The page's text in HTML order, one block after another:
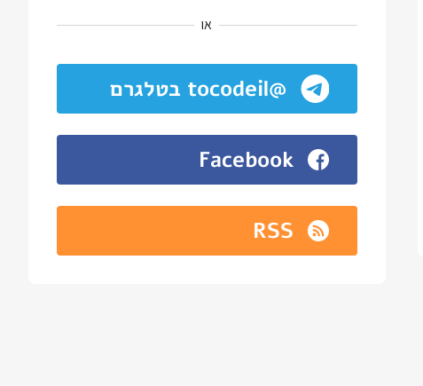
או
@tocodeil בטלגרם
Facebook
RSS